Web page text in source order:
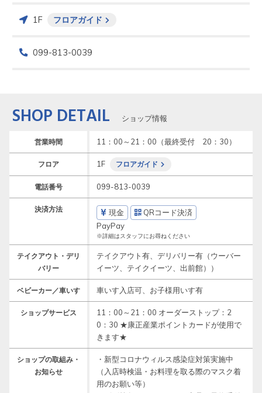
1F フロアガイド
099-813-0039
SHOP DETAIL ショップ情報
営業時間 11：00～21：00（最終受付　20：30）
フロア 1F フロアガイド
電話番号 099-813-0039
決済方法 現金
QRコード決済
PayPay
※詳細はスタッフにお尋ねください
テイクアウト・デリ
バリー
テイクアウト有、デリバリー有（ウーバー
イーツ、テイクイーツ、出前館））
ベビーカー／車いす 車いす入店可、お子様用いす有
ショップサービス
11：00～21：00 オーダーストップ：2
0：30 ★康正産業ポイントカードが使用で
きます★
ショップの取組み・
お知らせ
・新型コロナウィルス感染症対策実施中
（入店時検温・お料理を取る際のマスク着
用のお願い等）